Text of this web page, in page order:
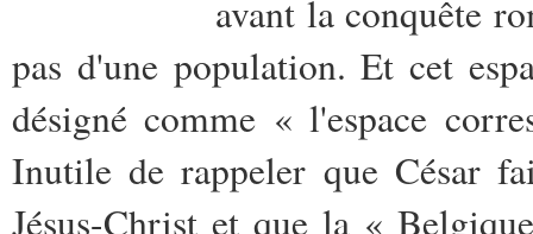
avant la conquête
pas d'une population. Et cet
désigné comme « l'espace
Inutile de rappeler que César
Jésus-Christ et que la «